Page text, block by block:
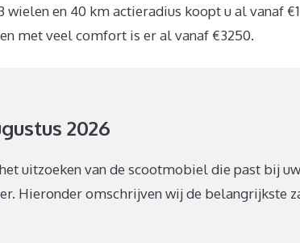
wielen en 40 km actieradius koopt u al vanaf
met veel comfort is er al vanaf €3250.
2026
uitzoeken van de scootmobiel die past bij
Hieronder omschrijven wij de belangrijkste